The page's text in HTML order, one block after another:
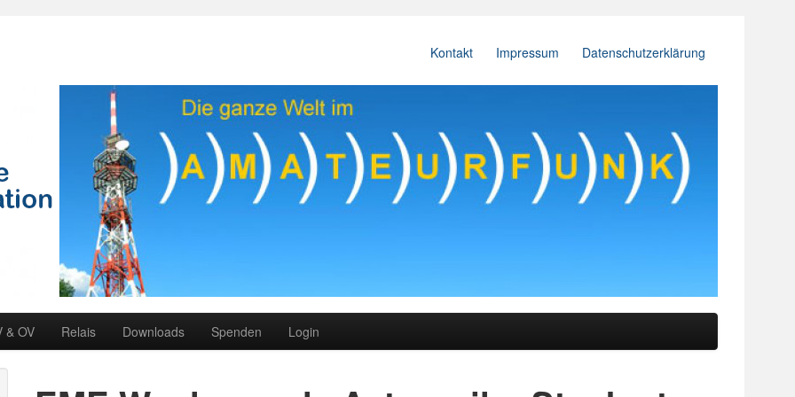
Kontakt Impressum Datenschutzerklärung
& OV Relais Downloads Spenden Login